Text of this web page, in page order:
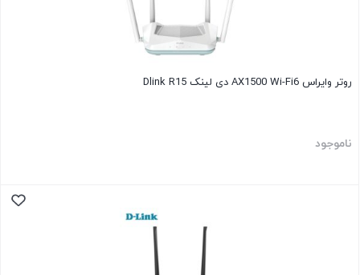
روتر وایراس AX1500 Wi-Fi6 دی لینک Dlink R15
ناموجود